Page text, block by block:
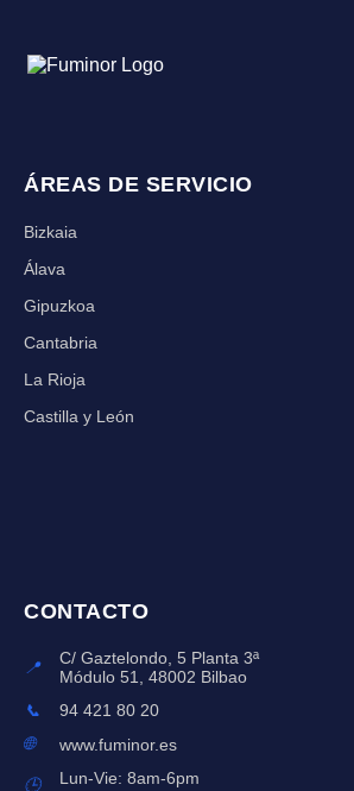
ÁREAS DE SERVICIO
Bizkaia
Álava
Gipuzkoa
Cantabria
La Rioja
Castilla y León
CONTACTO
📍
C/ Gaztelondo, 5 Planta 3ª
Módulo 51, 48002 Bilbao
📞
94 421 80 20
🌐
www.fuminor.es
🕒
Lun-Vie: 8am-6pm